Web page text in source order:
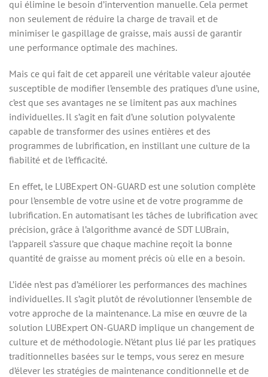
qui élimine le besoin d’intervention manuelle. Cela permet
non seulement de réduire la charge de travail et de
minimiser le gaspillage de graisse, mais aussi de garantir
une performance optimale des machines.
Mais ce qui fait de cet appareil une véritable valeur ajoutée
susceptible de modifier l’ensemble des pratiques d’une usine,
c’est que ses avantages ne se limitent pas aux machines
individuelles. Il s’agit en fait d’une solution polyvalente
capable de transformer des usines entières et des
programmes de lubrification, en instillant une culture de la
fiabilité et de l’efficacité.
En effet, le LUBExpert ON-GUARD est une solution complète
pour l’ensemble de votre usine et de votre programme de
lubrification. En automatisant les tâches de lubrification avec
précision, grâce à l’algorithme avancé de SDT LUBrain,
l’appareil s’assure que chaque machine reçoit la bonne
quantité de graisse au moment précis où elle en a besoin.
L’idée n’est pas d’améliorer les performances des machines
individuelles. Il s’agit plutôt de révolutionner l’ensemble de
votre approche de la maintenance. La mise en œuvre de la
solution LUBExpert ON-GUARD implique un changement de
culture et de méthodologie. N’étant plus lié par les pratiques
traditionnelles basées sur le temps, vous serez en mesure
d’élever les stratégies de maintenance conditionnelle et de